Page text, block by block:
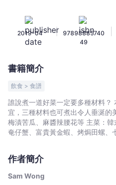
煮
3
材
料
就
以
Sam
2019-04 |
97898885740
49
書籍簡介
飲食 > 食譜
誰說煮一道好菜一定要多種材料？ 本書告訴你，其實只要配搭得
宜，三種材料也可煮出令人垂涎的美食。 冷盤：千層豬耳
梅漬苦瓜、麻醬辣腰花等 主菜：
奄仔蟹、富貴黃金蝦、烤焗田螺、
作者簡介
Sam Wong